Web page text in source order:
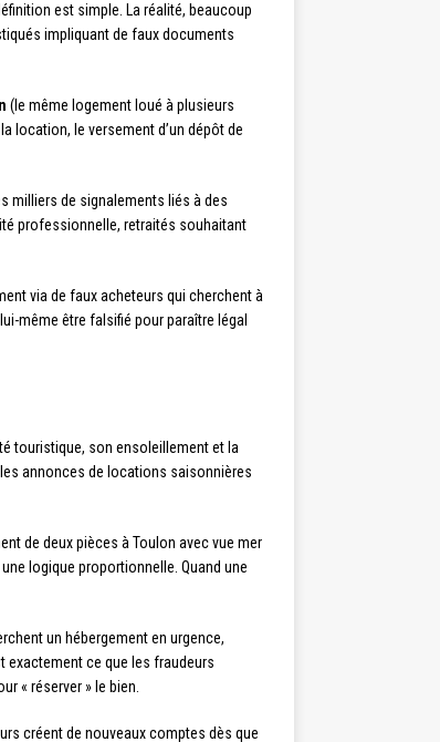
est simple. La réalité, beaucoup
impliquant de faux documents
(le même logement loué à plusieurs
location, le versement d’un dépôt de
milliers de signalements liés à des
professionnelle, retraités souhaitant
via de faux acheteurs qui cherchent à
même être falsifié pour paraître légal
touristique, son ensoleillement et la
annonces de locations saisonnières
de deux pièces à Toulon avec vue mer
logique proportionnelle. Quand une
un hébergement en urgence,
exactement ce que les fraudeurs
« réserver » le bien.
créent de nouveaux comptes dès que